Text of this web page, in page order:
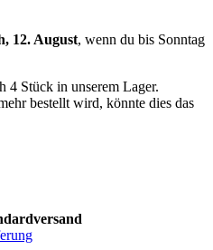
12. August, wenn du bis Sonntag
4 Stück in unserem Lager.
bestellt wird, könnte dies das